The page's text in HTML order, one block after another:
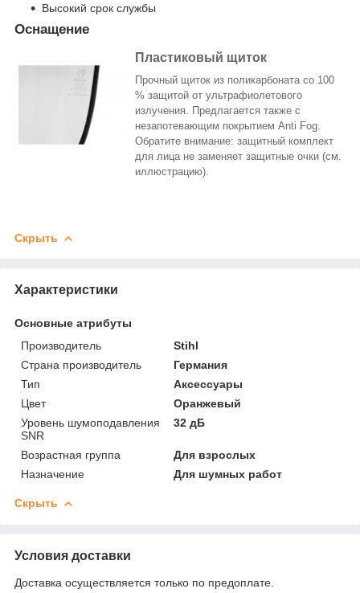
Высокий срок службы
Оснащение
Пластиковый щиток
Прочный щиток из поликарбоната со 100
% защитой от ультрафиолетового
излучения. Предлагается также с
незапотевающим покрытием Anti Fog.
Обратите внимание: защитный комплект
для лица не заменяет защитные очки (см.
иллюстрацию).
Скрыть
Характеристики
Основные атрибуты
Производитель
Stihl
Страна производитель
Германия
Тип
Аксессуары
Цвет
Оранжевый
Уровень шумоподавления
SNR
32 дБ
Возрастная группа
Для взрослых
Назначение
Для шумных работ
Скрыть
Условия доставки
Доставка осуществляется только по предоплате.